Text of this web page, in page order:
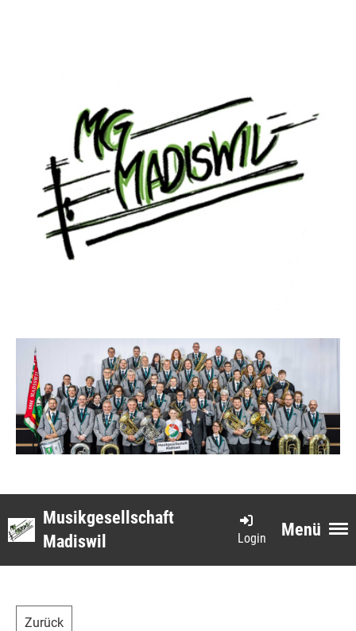
Menü
Login
Musikgesellschaft
Madiswil
Zurück